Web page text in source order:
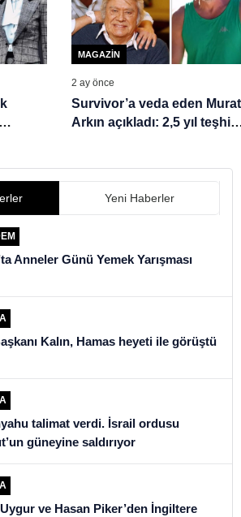
MAGAZIN
2 ay önce
Survivor’a veda eden Murat
Arkın açıkladı: 2,5 yıl teşhis
Yeni Haberler
Anneler Günü Yemek Yarışması
Kalın, Hamas heyeti ile görüştü
talimat verdi. İsrail ordusu
güneyine saldırıyor
ve Hasan Piker’den İngiltere